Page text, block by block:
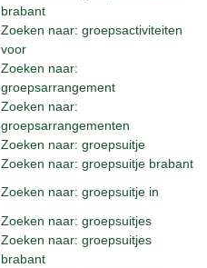
brabant
Zoeken naar: groepsactiviteiten
voor
Zoeken naar:
groepsarrangement
Zoeken naar:
groepsarrangementen
Zoeken naar: groepsuitje
Zoeken naar: groepsuitje brabant
Zoeken naar: groepsuitje in
Zoeken naar: groepsuitjes
Zoeken naar: groepsuitjes
brabant